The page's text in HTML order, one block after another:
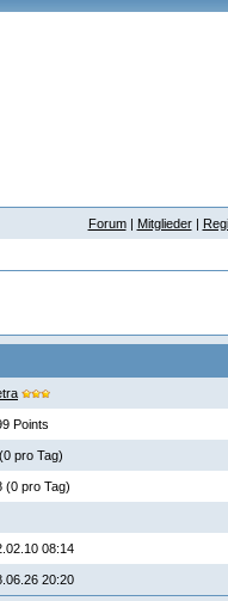
Forum| Mitglieder|
Points
pro Tag)
(0 pro Tag)
08:14
20:20